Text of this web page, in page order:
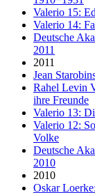
Valerio 15:
Valerio 14:
Deutsche
2011
2011
Jean
Rahel Levin
ihre Freunde
Valerio 13:
Valerio 12:
Volke
Deutsche
2010
2010
Oskar